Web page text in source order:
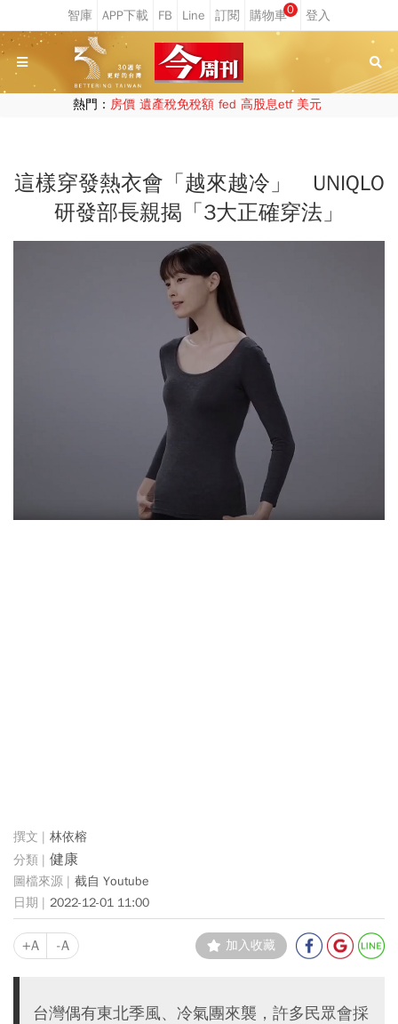
0
熱門： 房價 遺產稅免稅額 fed 高股息etf 美元
這樣穿發熱衣會「越來越冷」 UNIQLO
研發部長親揭「3大正確穿法」
林依榕
健康
截自 Youtube
2022-12-01 11:00
+A -A 加入收藏
台灣偶有東北季風、冷氣團來襲，許多民眾會採